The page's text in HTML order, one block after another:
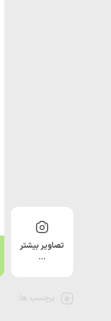
تصاویر بیشتر
…